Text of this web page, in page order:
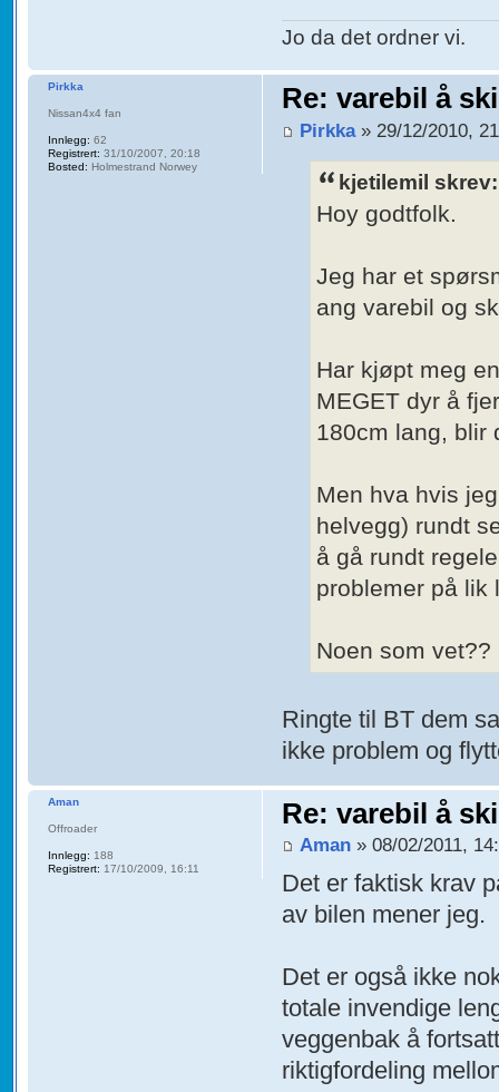
Jo da det ordner vi.
Re: varebil å
Pirkka» 29/12/2010,
kjetilemil skrev:
Hoy godtfolk.
Jeg har et
ang varebil og
Har kjøpt meg
MEGET dyr å
180cm lang, blir
Men hva hvis
helvegg) rundt
å gå rundt
problemer på lik
Noen som vet??
Ringte til BT dem
ikke problem og
Pirkka
Nissan4x4 fan
Innlegg: 62
Registrert: 31/10/2007, 20:18
Bosted: Holmestrand Norwey
Re: varebil å
Aman » 08/02/2011,
Det er faktisk krav
av bilen mener jeg.
Det er også ikke
totale invendige
veggenbak å
riktigfordeling
Aman
Offroader
Innlegg: 188
Registrert: 17/10/2009, 16:11